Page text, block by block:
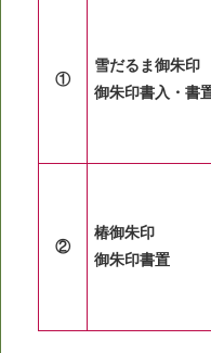
①
雪だるま御朱印
御朱印書入・書
②
椿御朱印
御朱印書置